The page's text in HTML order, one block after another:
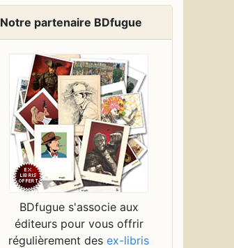
Notre partenaire BDfugue
BDfugue s'associe aux
éditeurs pour vous offrir
régulièrement desex-libris